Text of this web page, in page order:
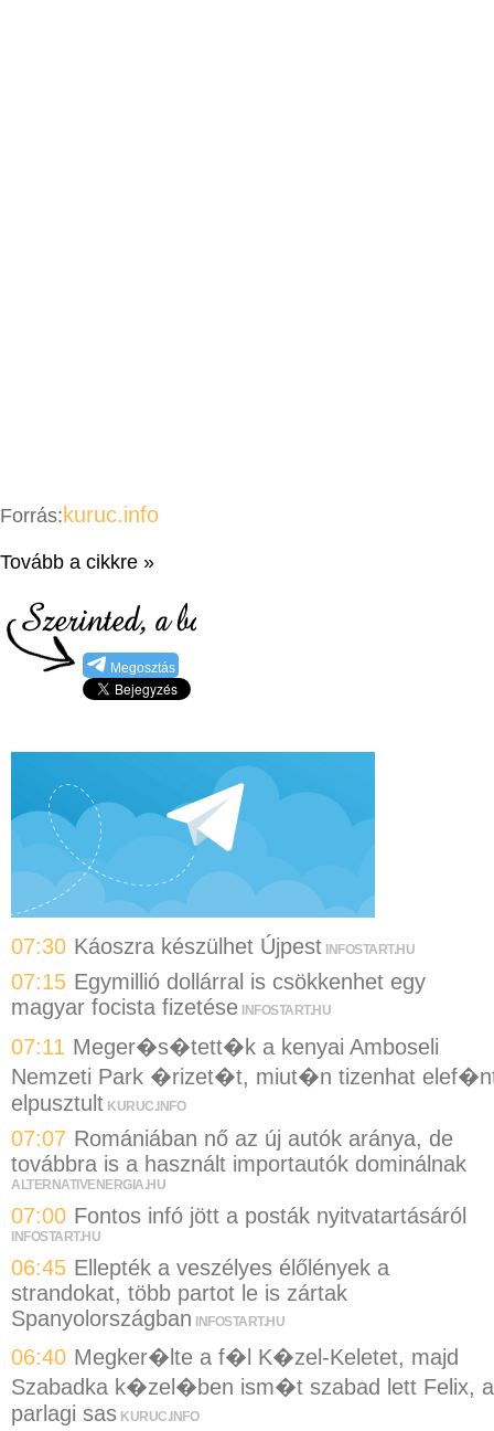
Forrás: kuruc.info
Tovább a cikkre »
Megosztás
07:30 Káoszra készülhet Újpest INFOSTART.HU
07:15 Egymillió dollárral is csökkenhet egy
magyar focista fizetése INFOSTART.HU
07:11 Meger�s�tett�k a kenyai Amboseli
Nemzeti Park �rizet�t, miut�n tizenhat
elpusztult KURUC.INFO
07:07 Romániában nő az új autók aránya, de
továbbra is a használt importautók dominálnak
ALTERNATIVENERGIA.HU
07:00 Fontos infó jött a posták nyitvatartásáról
INFOSTART.HU
06:45 Ellepték a veszélyes élőlények a
strandokat, több partot le is zártak
Spanyolországban INFOSTART.HU
06:40 Megker�lte a f�l K�zel-Keletet, majd
Szabadka k�zel�ben ism�t szabad lett Felix, a
parlagi sas KURUC.INFO